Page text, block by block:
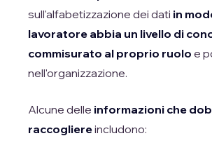
sull'alfabetizzazione dei dati in
lavoratore abbia un livello di
commisurato al proprio ruolo e
nell'organizzazione.
Alcune delle informazioni che
raccogliereincludono: